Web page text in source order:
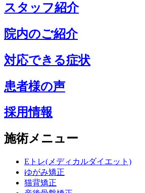
スタッフ紹介
院内のご紹介
対応できる症状
患者様の声
採用情報
施術メニュー
Eトレ(メディカルダイエット)
ゆがみ矯正
猫背矯正